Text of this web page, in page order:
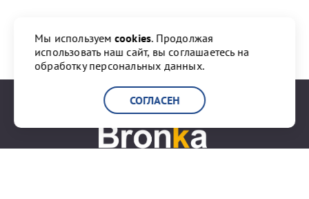
Поделиться:
Мы используем cookies. Продолжая
использовать наш сайт, вы соглашаетесь на
обработку персональных данных.
СОГЛАСЕН